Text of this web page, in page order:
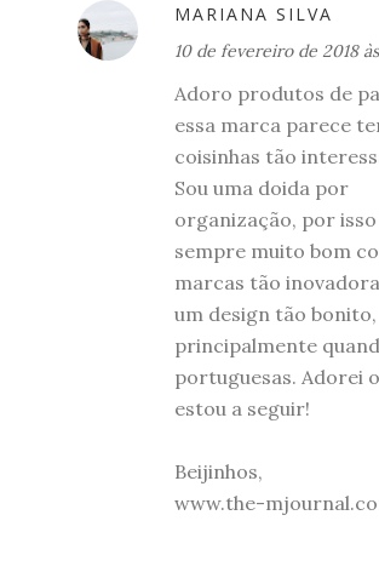
MARIANA SILVA
10 de fevereiro de 2018
Adoro produtos de
essa marca parece
coisinhas tão
Sou uma doida por
organização, por isso
sempre muito bom
marcas tão
um design tão bonito,
principalmente
portuguesas. Adorei
estou a seguir!
Beijinhos,
www.the-